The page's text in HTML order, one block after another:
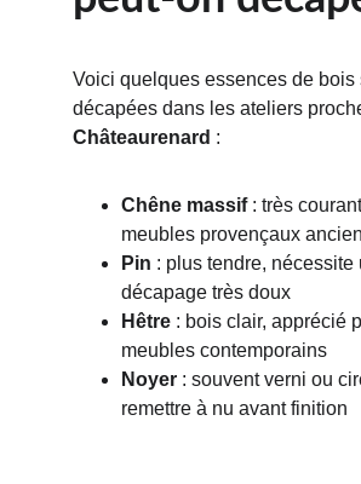
Voici quelques essences de bois
décapées dans les ateliers
Châteaurenard :
Chêne massif : très
meubles provençaux
Pin : plus tendre, nécessite
décapage très doux
Hêtre : bois clair, apprécié
meubles contemporains
Noyer : souvent verni ou
remettre à nu avant finition